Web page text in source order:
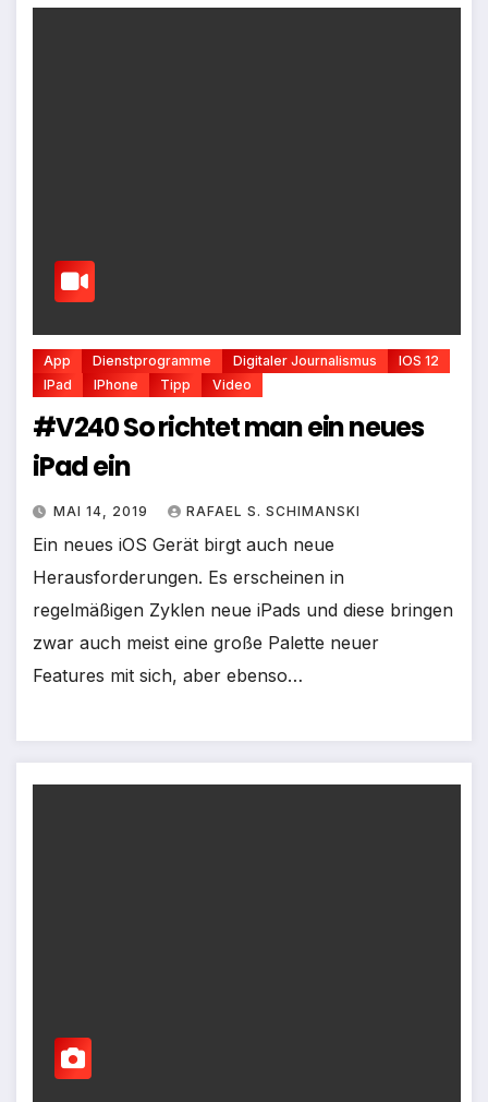
App Dienstprogramme Digitaler Journalismus
IOS 12
IPad
IPhone Tipp Video
#V240 So richtet man ein neues
iPad ein
MAI 14, 2019 RAFAEL S. SCHIMANSKI
Ein neues iOS Gerät birgt auch neue
Herausforderungen. Es erscheinen in
regelmäßigen Zyklen neue iPads und diese bringen
zwar auch meist eine große Palette neuer
Features mit sich, aber ebenso…